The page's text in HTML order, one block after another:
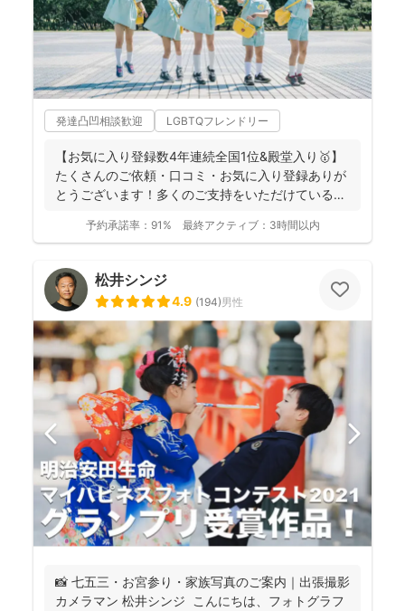
発達凸凹相談歓迎 LGBTQフレンドリー
【お気に入り登録数4年連続全国1位&殿堂入り🥇】
たくさんのご依頼・口コミ・お気に入り登録ありが
とうございます！多くのご支持をいただけているこ
予約承諾率： 91% 最終アクティブ： 3時間以内
松井シンジ
4.9 (194)男性
📸 七五三・お宮参り・家族写真のご案内｜出張撮影
カメラマン 松井シンジ こんにちは、フォトグラフ